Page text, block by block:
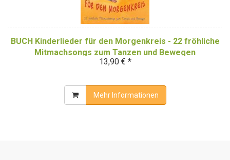
BUCH Kinderlieder für den Morgenkreis - 22 fröhliche
Mitmachsongs zum Tanzen und Bewegen
13,90 € *
Mehr Informationen